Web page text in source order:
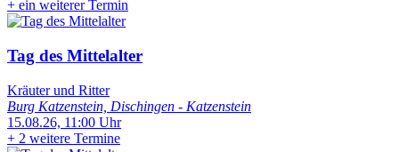
+ ein weiterer Termin
Tag des Mittelalter
Kräuter und Ritter
Burg Katzenstein, Dischingen - Katzenstein
15.08.26, 11:00 Uhr
+ 2 weitere Termine